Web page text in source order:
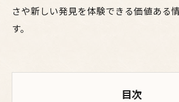
さや新しい発見を体験できる価値ある
す。
目次